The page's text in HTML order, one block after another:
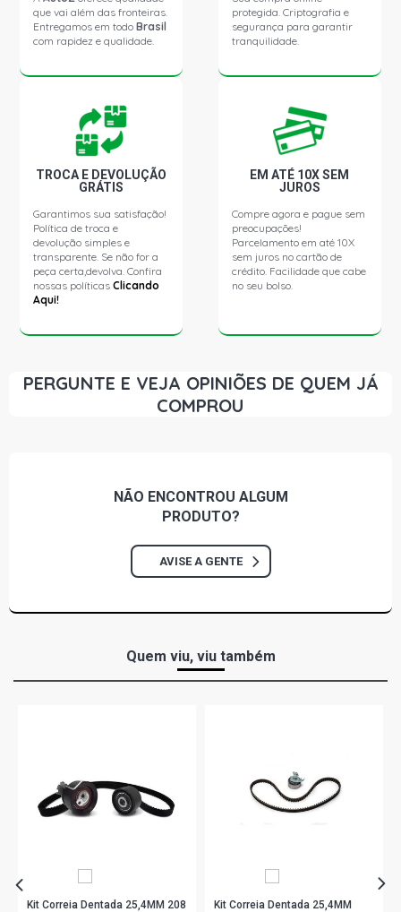
que vai além das fronteiras.
Entregamos em todoBrasil
com rapidez e qualidade.
protegida. Criptografia e
segurança para garantir
tranquilidade.
TROCA E DEVOLUÇÃO
GRÁTIS
Garantimos sua satisfação!
Política de troca e
devolução simples e
transparente. Se não for a
peça certa,devolva. Confira
nossas políticasClicando
Aqui!
EM ATÉ 10X SEM
JUROS
Compre agora e pague sem
preocupações!
Parcelamento em até 10X
sem juros no cartão de
crédito. Facilidade que cabe
no seu bolso.
PERGUNTE E VEJA OPINIÕES DE QUEM JÁ
COMPROU
NÃO ENCONTROU ALGUM
PRODUTO?
AVISE A GENTE
Quem viu, viu também
Kit Correia Dentada 25,4MM 208
Kit Correia Dentada 25,4MM